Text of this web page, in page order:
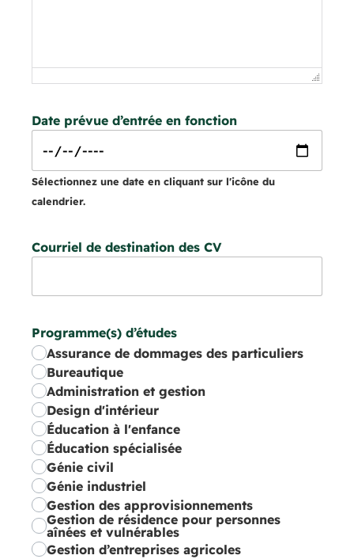
Date prévue d’entrée en fonction
Sélectionnez une date en cliquant sur l'icône du
calendrier.
Courriel de destination des CV
Programme(s) d’études
Assurance de dommages des particuliers
Bureautique
Administration et gestion
Design d'intérieur
Éducation à l'enfance
Éducation spécialisée
Génie civil
Génie industriel
Gestion des approvisionnements
Gestion de résidence pour personnes
aînées et vulnérables
Gestion d’entreprises agricoles